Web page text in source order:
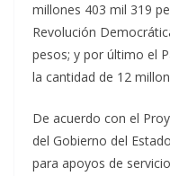
millones 403 mil 319
Revolución
pesos; y por último el
la cantidad de 12
De acuerdo con el
del Gobierno del
para apoyos de